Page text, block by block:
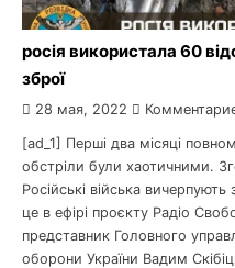
росія використала 60
зброї
28 мая, 2022
[ad_1] Перші два місяці
обстріли були хаотичними.
Російські війська
це в ефірі проєкту Радіо
представник Головного
оборони України Вадим